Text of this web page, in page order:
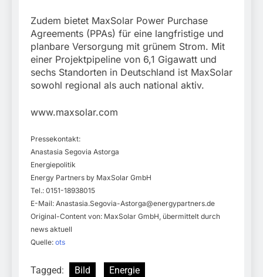
Zudem bietet MaxSolar Power Purchase
Agreements (PPAs) für eine langfristige und
planbare Versorgung mit grünem Strom. Mit
einer Projektpipeline von 6,1 Gigawatt und
sechs Standorten in Deutschland ist MaxSolar
sowohl regional als auch national aktiv.
www.maxsolar.com
Pressekontakt:
Anastasia Segovia Astorga
Energiepolitik
Energy Partners by MaxSolar GmbH
Tel.: 0151-18938015
E-Mail: Anastasia.Segovia-Astorga@energypartners.de
Original-Content von: MaxSolar GmbH, übermittelt durch
news aktuell
Quelle: ots
Tagged: Bild
Energie